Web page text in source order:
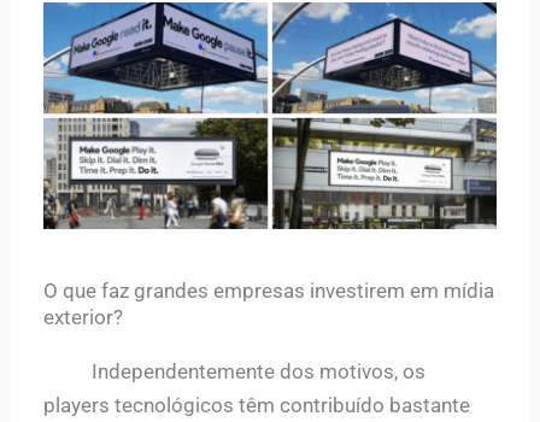
O que faz grandes empresas investirem em mídia
exterior?
Independentemente dos motivos, os
players tecnológicos têm contribuído bastante